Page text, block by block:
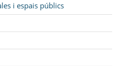
i espais públics